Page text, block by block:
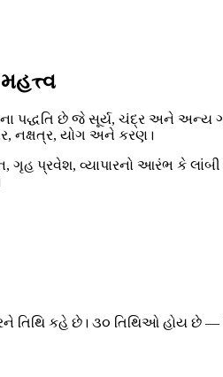
પદ્ધતિ છે જે સૂર્ય, ચંદ્ર અને અન્ય
નક્ષત્ર, યોગ અને કરણ।
ગૃહ પ્રવેશ, વ્યાપારનો આરંભ કે
તિથિ કહે છે। ૩૦ તિથિઓ હોય છે